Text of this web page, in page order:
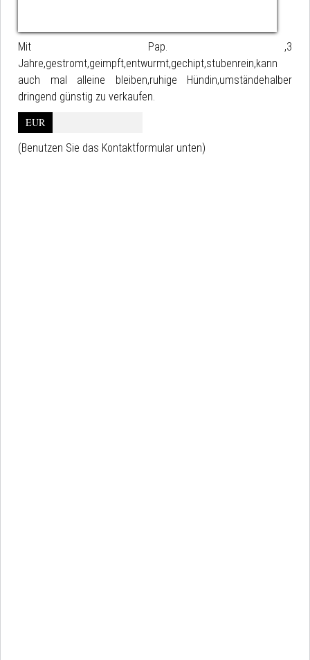
Mit Pap. ,3
Jahre,gestromt,geimpft,entwurmt,gechipt,stubenrein,kann
auch mal alleine bleiben,ruhige Hündin,umständehalber
dringend günstig zu verkaufen.
EUR
(Benutzen Sie das Kontaktformular unten)